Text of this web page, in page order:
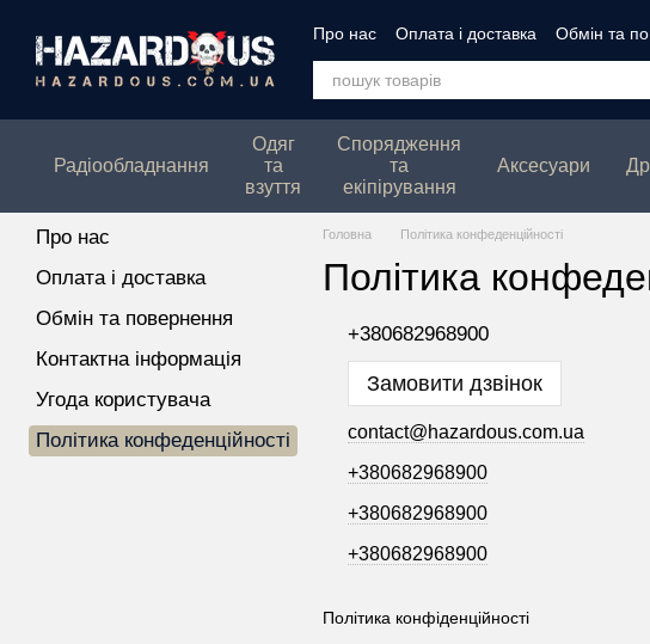
Про нас Оплата і доставка Обмін та
Політика конфеденційності
Радіообладнання
Одяг
та
взуття
Спорядження
та
екіпірування
Аксесуари
Головна Політика конфеденційності
Політика
+380682968900
Замовити дзвінок
contact@hazardous.com.ua
+380682968900
+380682968900
+380682968900
Політика конфіденційності
Про нас
Оплата і доставка
Обмін та повернення
Контактна інформація
Угода користувача
Політика конфеденційності